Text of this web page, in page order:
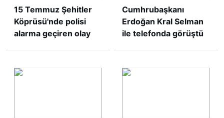
15 Temmuz Şehitler
Köprüsü'nde polisi
alarma geçiren olay
Cumhrubaşkanı
Erdoğan Kral Selman
ile telefonda görüştü